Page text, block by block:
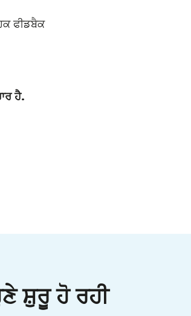
ਫੀਡਬੈਕ
ਹੈ.
ਸ਼ੁਰੂ ਹੋ ਰਹੀ